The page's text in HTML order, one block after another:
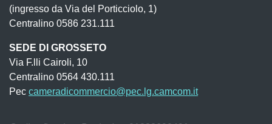
(ingresso da Via del Porticciolo, 1)
Centralino 0586 231.111
SEDE DI GROSSETO
Via F.lli Cairoli, 10
Centralino 0564 430.111
Pec cameradicommercio@pec.lg.camcom.it